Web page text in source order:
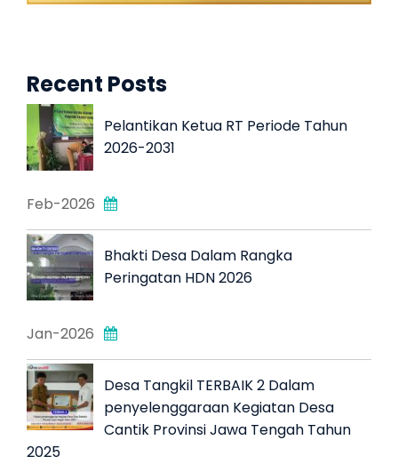
Recent Posts
Pelantikan Ketua RT Periode Tahun
2026-2031
Feb-2026
Bhakti Desa Dalam Rangka
Peringatan HDN 2026
Jan-2026
Desa Tangkil TERBAIK 2 Dalam
penyelenggaraan Kegiatan Desa
Cantik Provinsi Jawa Tengah Tahun
2025